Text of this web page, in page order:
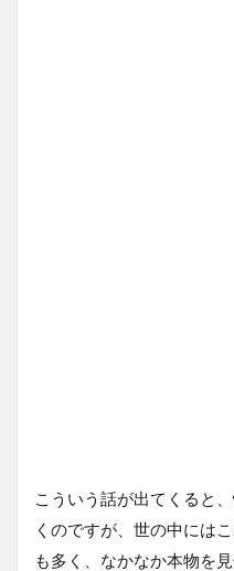
こういう話が出てくると
くのですが、世の中には
も多く、なかなか本物を